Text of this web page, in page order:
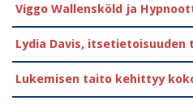
Viggo Wallensköld ja
Lydia Davis, itsetietoisuuden
Lukemisen taito kehittyy